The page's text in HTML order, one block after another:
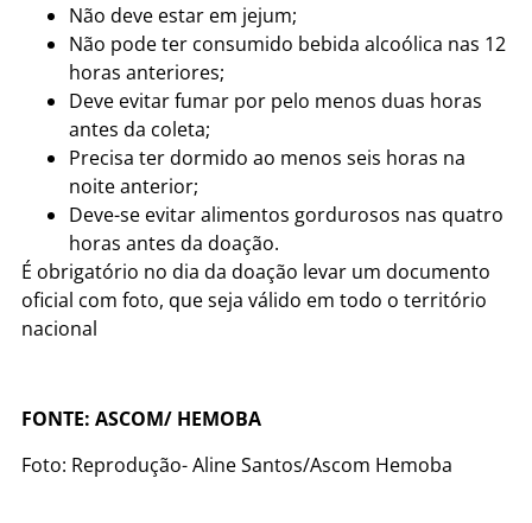
Não deve estar em jejum;
Não pode ter consumido bebida alcoólica nas 12
horas anteriores;
Deve evitar fumar por pelo menos duas horas
antes da coleta;
Precisa ter dormido ao menos seis horas na
noite anterior;
Deve-se evitar alimentos gordurosos nas quatro
horas antes da doação.
É obrigatório no dia da doação levar um documento
oficial com foto, que seja válido em todo o território
nacional
FONTE: ASCOM/ HEMOBA
Foto: Reprodução- Aline Santos/Ascom Hemoba